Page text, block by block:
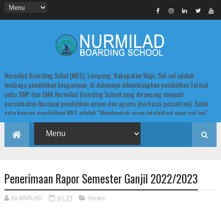
Nurmilad Boarding Schol (NBS), Lempong, Kabupaten Wajo, Sul-sel adalah
lembaga pendidikan keagamaan, di dalamnya dikembangkan pendidikan formal
yaitu SMP dan SMA Nurmilad Boarding School yang dirancang menjadi
percontohan Nasional pendidikan umum dan agama (berbasis pesantren). Salah
satu konsep pendidikan NBS adalah "Membentuk insan intelektual yang qur'ani".
Penerimaan Rapor Semester Ganjil 2022/2023
NURMILAD 01.31 News